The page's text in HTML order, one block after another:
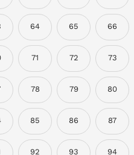
64 65 66
71 72 73
78 79 80
85 86 87
92 93 94